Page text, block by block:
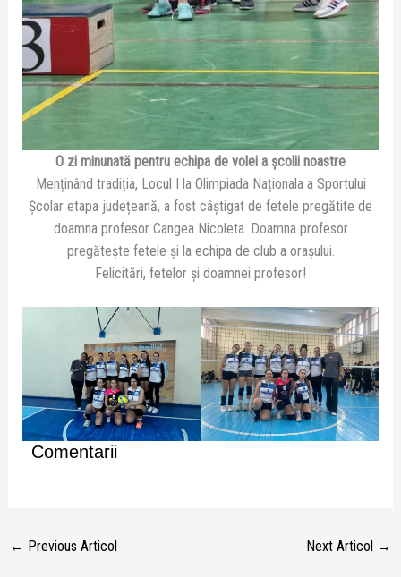
O zi minunată pentru echipa de volei a școlii noastre
Menținând tradiția, Locul I la Olimpiada Naționala a Sportului
Școlar etapa județeană, a fost câștigat de fetele pregătite de
doamna profesor Cangea Nicoleta. Doamna profesor
pregătește fetele și la echipa de club a orașului.
Felicitări, fetelor și doamnei profesor!
Comentarii
← Previous Articol Next Articol →